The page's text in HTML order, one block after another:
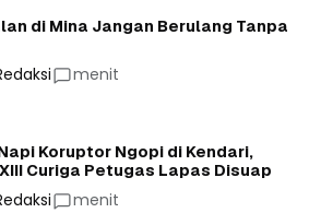
di Mina Jangan Berulang Tanpa
menit
Koruptor Ngopi di Kendari,
Curiga Petugas Lapas Disuap
menit